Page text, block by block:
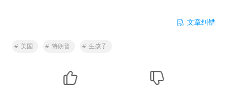
文章纠错
# 美国 # 特朗普 # 生孩子